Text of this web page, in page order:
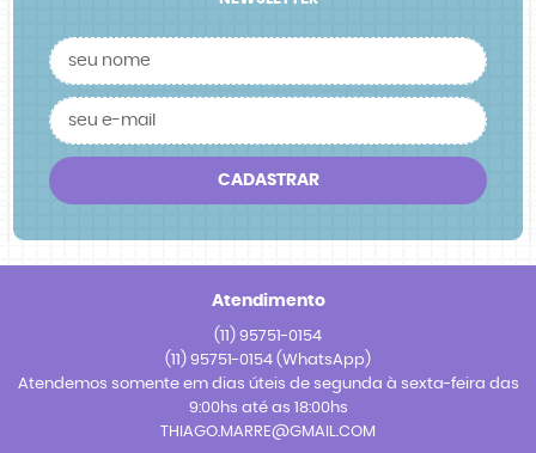
CADASTRAR
Atendimento
(11) 95751-0154
(11) 95751-0154 (WhatsApp)
Atendemos somente em dias úteis de segunda à sexta-feira das
9:00hs até as 18:00hs
THIAGO.MARRE@GMAIL.COM